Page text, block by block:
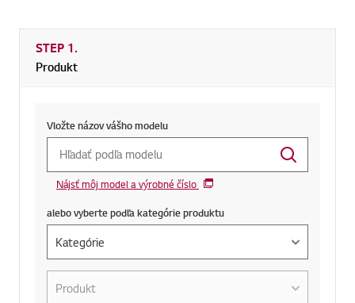
STEP 1.
Produkt
Vložte názov vášho modelu
Nájsť môj model a výrobné číslo
alebo vyberte podľa kategórie produktu